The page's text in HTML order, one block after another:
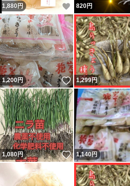
1,880円 いいね！
820円
1,200円 いいね！
1,299円
1,080円 いいね！
1,140円